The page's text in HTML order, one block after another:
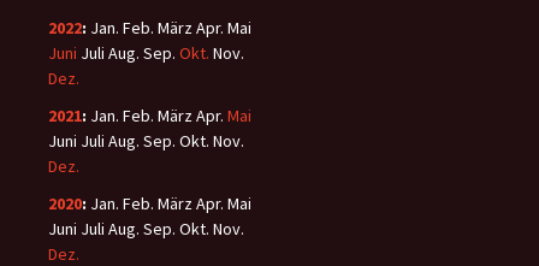
2022: Jan. Feb. MärzApr. Mai
Juni Juli Aug. Sep. Okt. Nov.
Dez.
2021: Jan. Feb. MärzApr. Mai
Juni Juli Aug. Sep. Okt. Nov.
Dez.
2020: Jan. Feb. MärzApr. Mai
Juni Juli Aug. Sep. Okt. Nov.
Dez.